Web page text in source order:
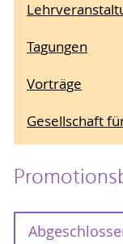
Tagungen
Vorträge
Gesellschaft